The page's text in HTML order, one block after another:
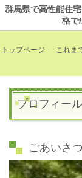
群馬県で高性能住
格で
トップページ これま
プロフィール
ごあいさつ